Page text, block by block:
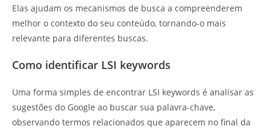
Elas ajudam os mecanismos de busca a compreenderem
melhor o contexto do seu conteúdo, tornando-o mais
relevante para diferentes buscas.
Como identificar LSI keywords
Uma forma simples de encontrar LSI keywords é analisar as
sugestões do Google ao buscar sua palavra-chave,
observando termos relacionados que aparecem no final da